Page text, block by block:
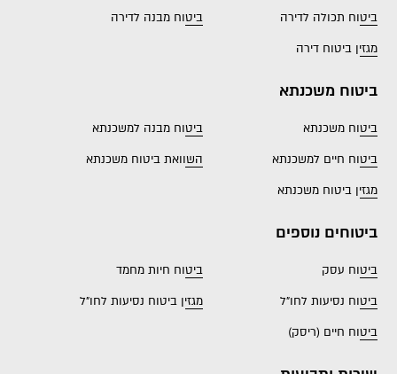
ביטוח תכולה לדירה
ביטוח מבנה לדירה
מגזין ביטוח דירה
ביטוח משכנתא
ביטוח משכנתא
ביטוח מבנה למשכנתא
ביטוח חיים למשכנתא
השוואת ביטוח משכנתא
מגזין ביטוח משכנתא
ביטוחים נוספים
ביטוח עסק
ביטוח חיות מחמד
ביטוח נסיעות לחו"ל
מגזין ביטוח נסיעות לחו"ל
ביטוח חיים (ריסק)